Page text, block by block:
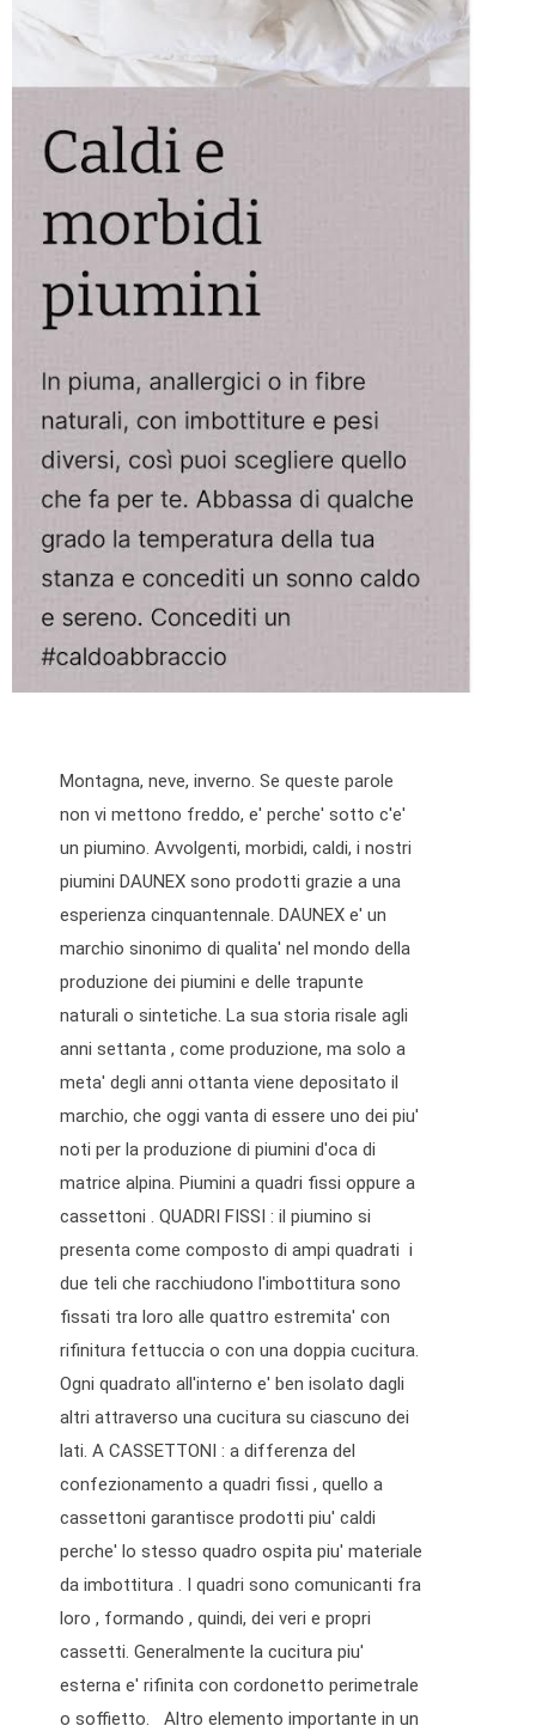
Montagna, neve, inverno. Se queste parole
non vi mettono freddo, e' perche' sotto c'e'
un piumino. Avvolgenti, morbidi, caldi, i nostri
piumini DAUNEX sono prodotti grazie a una
esperienza cinquantennale. DAUNEX e' un
marchio sinonimo di qualita' nel mondo della
produzione dei piumini e delle trapunte
naturali o sintetiche. La sua storia risale agli
anni settanta , come produzione, ma solo a
meta' degli anni ottanta viene depositato il
marchio, che oggi vanta di essere uno dei piu'
noti per la produzione di piumini d'oca di
matrice alpina. Piumini a quadri fissi oppure a
cassettoni . QUADRI FISSI : il piumino si
presenta come composto di ampi quadrati i
due teli che racchiudono l'imbottitura sono
fissati tra loro alle quattro estremita' con
rifinitura fettuccia o con una doppia cucitura.
Ogni quadrato all'interno e' ben isolato dagli
altri attraverso una cucitura su ciascuno dei
lati. A CASSETTONI : a differenza del
confezionamento a quadri fissi , quello a
cassettoni garantisce prodotti piu' caldi
perche' lo stesso quadro ospita piu' materiale
da imbottitura . I quadri sono comunicanti fra
loro , formando , quindi, dei veri e propri
cassetti. Generalmente la cucitura piu'
esterna e' rifinita con cordonetto perimetrale
o soffietto. Altro elemento importante in un